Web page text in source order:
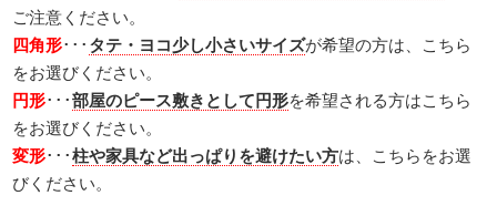
ご注意ください。
四角形･･･ タテ・ヨコ少し小さいサイズが希望の方は、こちら
をお選びください。
円形･･･部屋のピース敷きとして円形を希望される方はこちら
をお選びください。
変形･･･柱や家具など出っぱりを避けたい方は、こちらをお選
びください。